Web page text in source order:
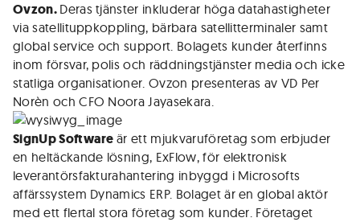
Ovzon. Deras tjänster inkluderar höga datahastigheter
via satellituppkoppling, bärbara satellitterminaler samt
global service och support. Bolagets kunder återfinns
inom försvar, polis och räddningstjänster media och icke
statliga organisationer. Ovzon presenteras av VD Per
Norèn och CFO Noora Jayasekara.
SignUp Softwareär ett mjukvaruföretag som erbjuder
en heltäckande lösning, ExFlow, för elektronisk
leverantörsfakturahantering inbyggd i Microsofts
affärssystem Dynamics ERP. Bolaget är en global aktör
med ett flertal stora företag som kunder. Företaget